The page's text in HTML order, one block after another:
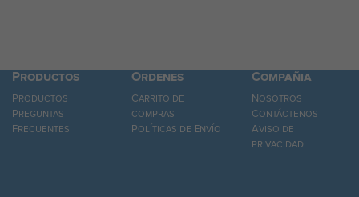
Productos
Productos
Preguntas
Frecuentes
Ordenes
Carrito de
compras
Políticas de Envío
Compañia
Nosotros
Contáctenos
Aviso de
privacidad